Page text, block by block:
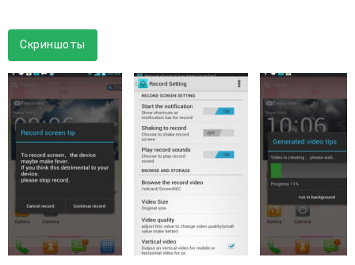
Скриншоты